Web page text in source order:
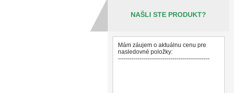
NAŠLI STE PRODUKT?
Mám záujem o aktuálnu cenu pre
nasledovné položky:
-----------------------------------------------